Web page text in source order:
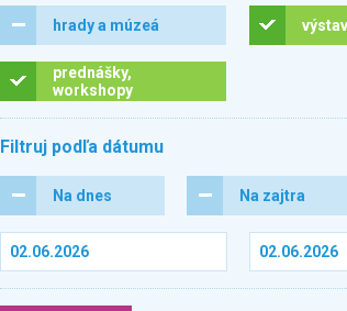
hrady a múzeá
prednášky,
workshopy
Filtruj podľa dátumu
Na dnes Na zajtra